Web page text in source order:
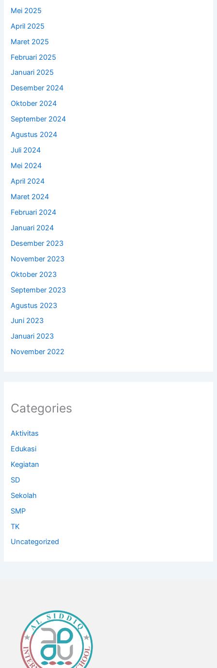
Mei 2025
April 2025
Maret 2025
Februari 2025
Januari 2025
Desember 2024
Oktober 2024
September 2024
Agustus 2024
Juli 2024
Mei 2024
April 2024
Maret 2024
Februari 2024
Januari 2024
Desember 2023
November 2023
Oktober 2023
September 2023
Agustus 2023
Juni 2023
Januari 2023
November 2022
Categories
Aktivitas
Edukasi
Kegiatan
SD
Sekolah
SMP
TK
Uncategorized